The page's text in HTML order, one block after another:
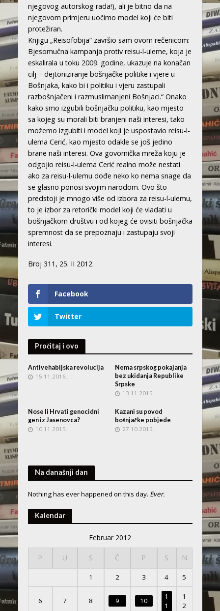
njegovog autorskog rada!), ali je bitno da na
njegovom primjeru uočimo model koji će biti
protežiran.
Knjigu „Reisofobija“ završio sam ovom rečenicom:
Bjesomučna kampanja protiv reisu-l-uleme, koja je
eskalirala u toku 2009. godine, ukazuje na konačan
cilj – dejtoniziranje bošnjačke politike i vjere u
Bošnjaka, kako bi i politiku i vjeru zastupali
razbošnjačeni i razmuslimanjeni Bošnjaci.“ Onako
kako smo izgubili bošnjačku politiku, kao mjesto
sa kojeg su morali biti branjeni naši interesi, tako
možemo izgubiti i model koji je uspostavio reisu-l-
ulema Cerić, kao mjesto odakle se još jedino
brane naši interesi. Ova govornička mreža koju je
odgojio reisu-l-ulema Cerić realno može nestati
ako za reisu-l-ulemu dođe neko ko nema snage da
se glasno ponosi svojim narodom. Ovo što
predstoji je mnogo više od izbora za reisu-l-ulemu,
to je izbor za retorički model koji će vladati u
bošnjačkom društvu i od kojeg će ovisiti bošnjačka
spremnost da se prepoznaju i zastupaju svoji
interesi.
Broj 311, 25. II 2012.
Facebook
Twitter
Pročitaj i ovo
Antivehabijska revolucija
15.11.2016.
Nema srpskog pokajanja
bez ukidanja Republike
Srpske
13.11.2015.
Nose li Hrvati genocidni
gen iz Jasenovca?
10.11.2015.
Kazani su povod
bošnjačke pobjede
27.10.2015.
Na današnji dan
Nothing has ever happened on this day. Ever.
Kalendar
Februar 2012
P U S Č P S N
1 2 3 4 5
6 7 8 9 10
1
1
1
2